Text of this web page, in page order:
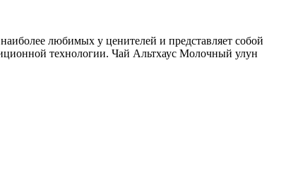
любимых у ценителей и представляет собой
технологии. Чай Альтхаус Молочный улун